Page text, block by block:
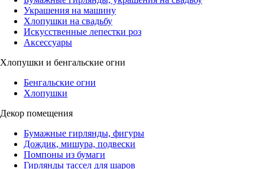
Украшения на машину
Хлопушки на свадьбу
Искусственные лепестки роз
Аксессуары
Хлопушки и бенгальские огни
Бенгальские огни
Хлопушки
Декор помещения
Бумажные гирлянды, фигуры
Дождик, мишура, подвески
Помпоны из бумаги
Гирлянды тассел для шаров